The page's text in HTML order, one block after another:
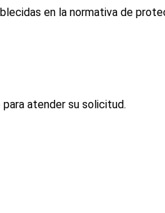
en la normativa de
atender su solicitud.